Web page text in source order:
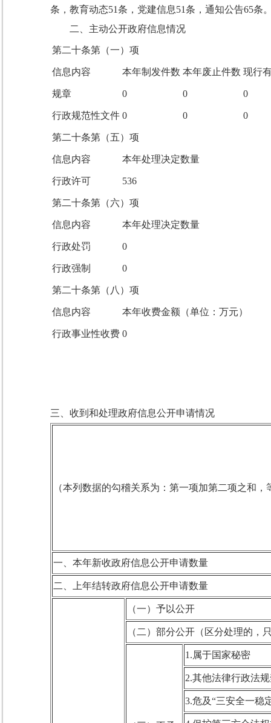
条，教育动态51条，党建信息51条，通知公告65条
二、主动公开政府信息情况
第二十条第（一）项
信息内容 本年制发件数 本年废止件数 现行
规章 0 0 0
行政规范性文件 0 0 0
第二十条第（五）项
信息内容 本年处理决定数量
行政许可 536
第二十条第（六）项
信息内容 本年处理决定数量
行政处罚 0
行政强制 0
第二十条第（八）项
信息内容 本年收费金额（单位：万元）
行政事业性收费 0
三、收到和处理政府信息公开申请情况
（本列数据的勾稽关系为：第一项加第二项之和
一、本年新收政府信息公开申请数量
二、上年结转政府信息公开申请数量
（一）予以公开
（二）部分公开（区分处理的，
1.属于国家秘密
2.其他法律行政法
3.危及“三安全一稳